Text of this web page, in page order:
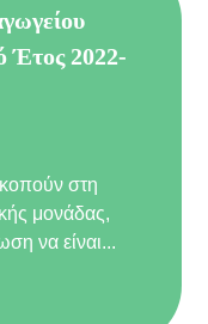
Έτος 2022-
στη
μονάδας,
να είναι...